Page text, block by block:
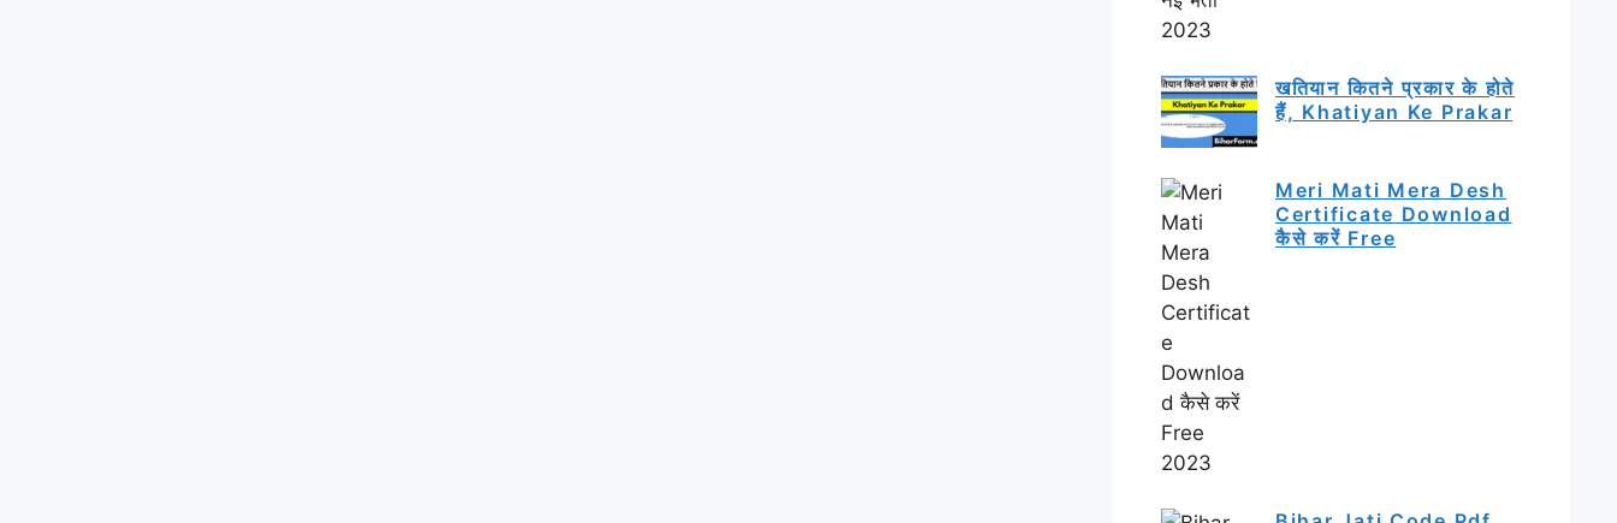
खतियान कितने प्रकार के होते
हैं, Khatiyan Ke Prakar
Meri Mati Mera Desh
Certificate Download
कैसे करें Free